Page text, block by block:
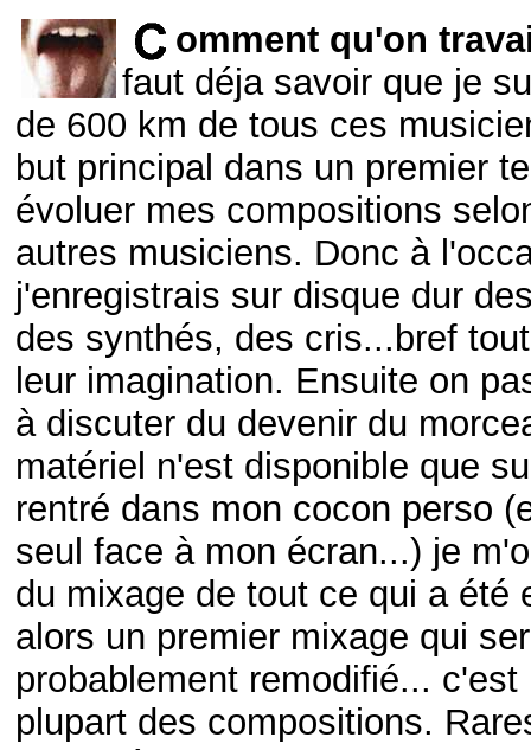
omment qu'on
faut déja savoir que je
de 600 km de tous ces
but principal dans un premier
évoluer mes compositions
autres musiciens. Donc à
j'enregistrais sur disque dur
des synthés, des cris...bref
leur imagination. Ensuite on
à discuter du devenir du
matériel n'est disponible que
rentré dans mon cocon perso
seul face à mon écran...) je
du mixage de tout ce qui a été
alors un premier mixage qui
probablement remodifié...
plupart des compositions.